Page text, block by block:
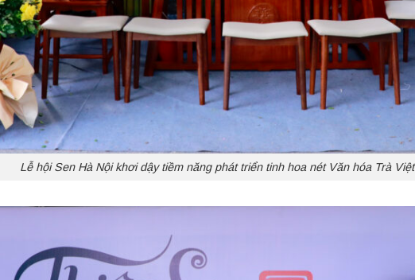
Lễ hội Sen Hà Nội khơi dậy tiềm năng phát triển tinh hoa nét Văn hóa Trà Việt